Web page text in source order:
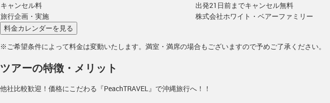
キャンセル料
出発21日前までキャンセル無料
旅行企画・実施
株式会社ホワイト・ベアーファミリー
※ご希望条件によって料金は変動いたします。満室・満席の場合もございますので予めご了承ください。
ツアーの特徴・メリット
他社比較歓迎！価格にこだわる『PeachTRAVEL』で沖縄旅行へ！！